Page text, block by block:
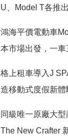
U、Model T各推
鴻海平價電動車
本市場出發，一
格上租車導入J
造移動式度假新體
同級唯一原廠大
The New Crafter